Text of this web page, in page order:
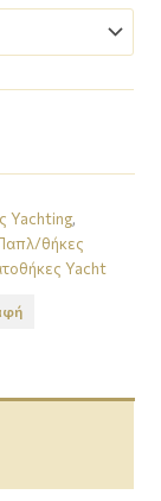
Yachting,
θήκες
Yacht